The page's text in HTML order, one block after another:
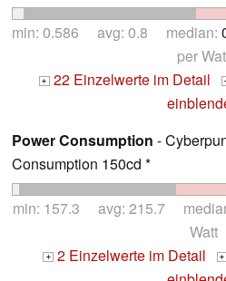
min: 0.586 avg: 0.8 median:
per
+ 22 Einzelwerte im Detail
Power Consumption -
Consumption 150cd *
min: 157.3 avg: 215.7
Watt
+ 2 Einzelwerte im Detail +